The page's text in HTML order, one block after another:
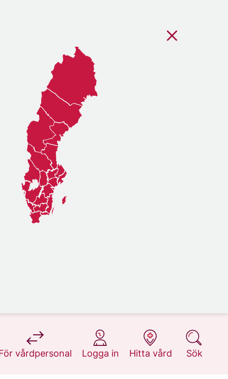
vårdpersonal
på 1177.se
Logga in
på 1177.se
Hitta vård
på 1177.se
Sök
på 1177.se